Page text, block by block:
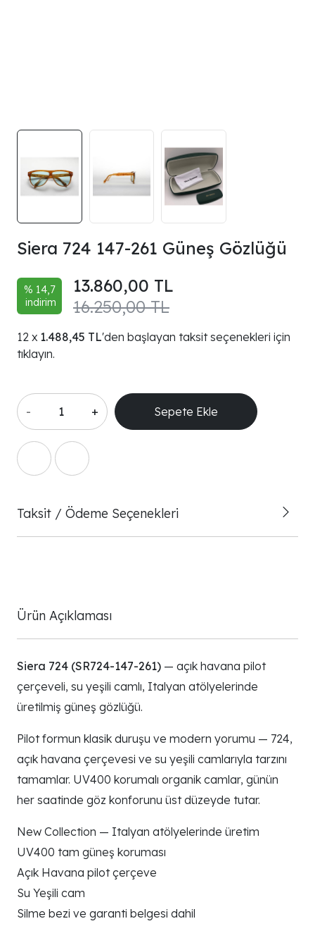
Siera 724 147-261 Güneş Gözlüğü
% 14,7
indirim
16.250,00 TL
13.860,00 TL
1.488,45 TL'den başlayan taksit seçenekleri için
tıklayın.
- + Sepete Ekle
Taksit / Ödeme Seçenekleri
Ürün Açıklaması
Siera 724 (SR724-147-261) — açık havana pilot
çerçeveli, su yeşili camlı, Italyan atölyelerinde
üretilmiş güneş gözlüğü.
Pilot formun klasik duruşu ve modern yorumu — 724,
açık havana çerçevesi ve su yeşili camlarıyla tarzını
tamamlar. UV400 korumalı organik camlar, günün
her saatinde göz konforunu üst düzeyde tutar.
New Collection — Italyan atölyelerinde üretim
UV400 tam güneş koruması
Açık Havana pilot çerçeve
Su Yeşili cam
Silme bezi ve garanti belgesi dahil